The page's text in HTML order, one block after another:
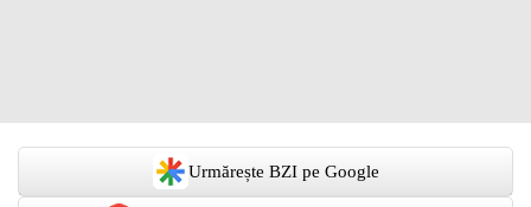
Urmărește BZI pe Google